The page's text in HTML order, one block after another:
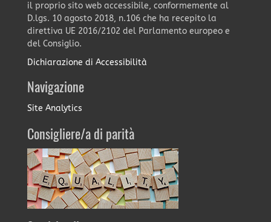
il proprio sito web accessibile, conformemente al
D.lgs. 10 agosto 2018, n.106 che ha recepito la
direttiva UE 2016/2102 del Parlamento europeo e
del Consiglio.
Dichiarazione di Accessibilità
Navigazione
Site Analytics
Consigliere/a di parità